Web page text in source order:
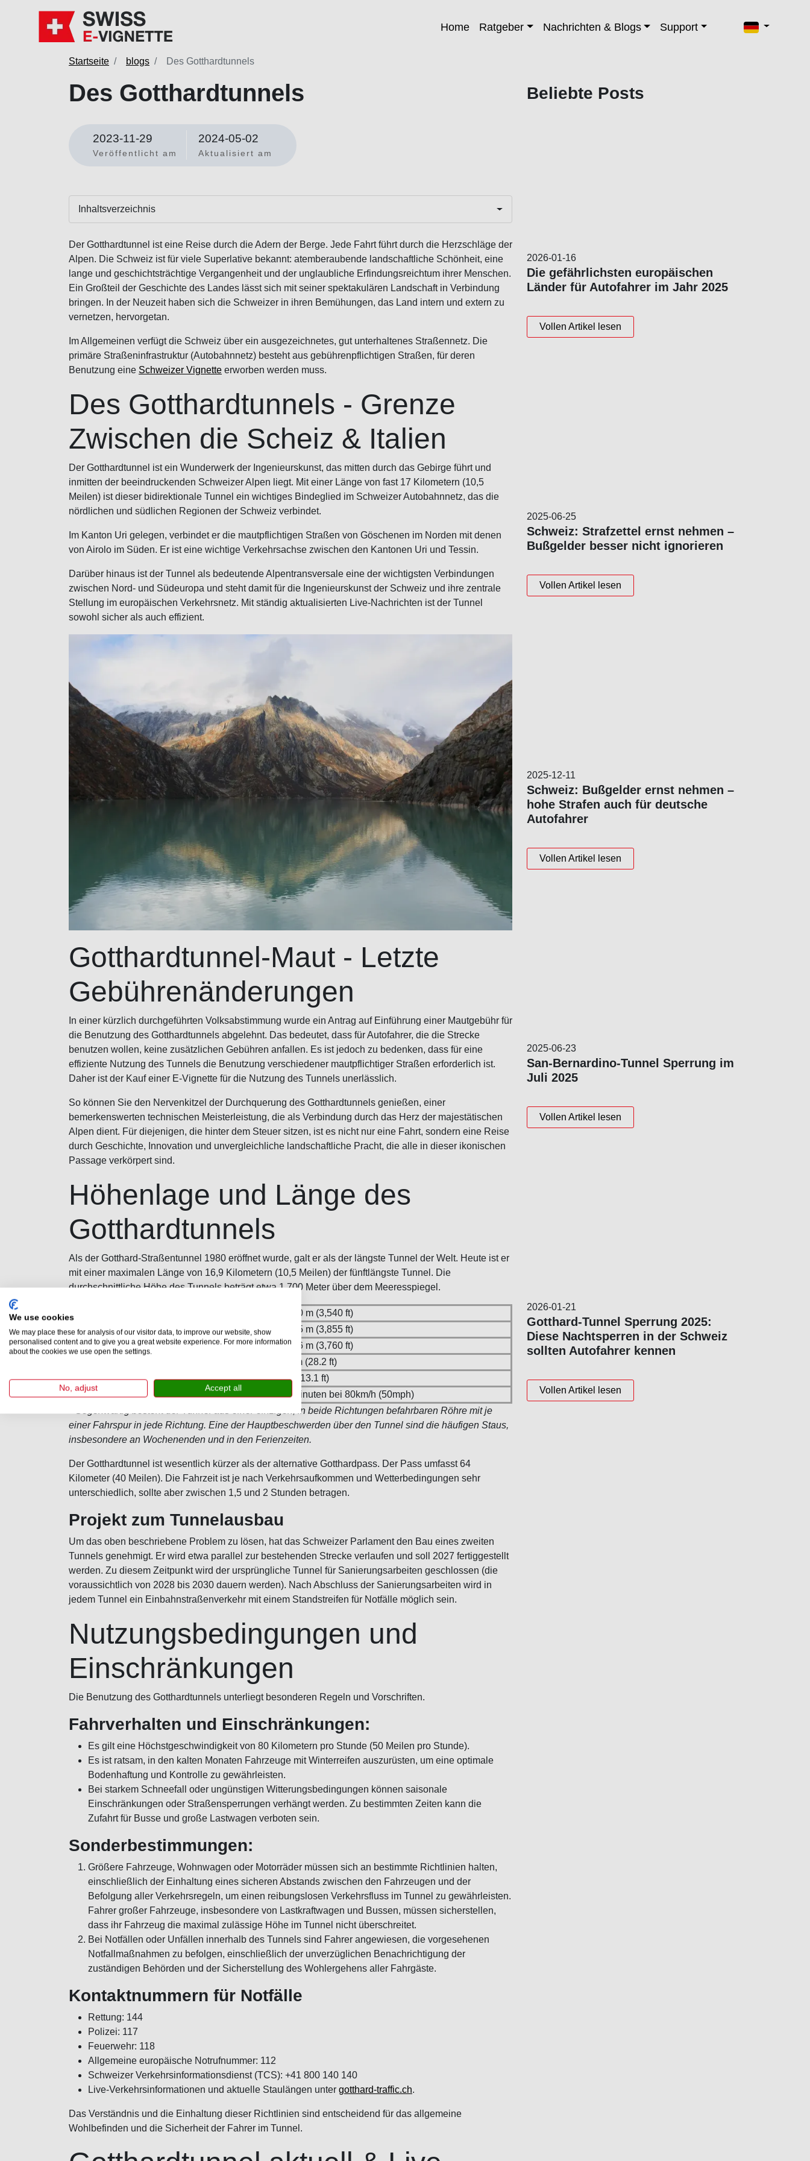
Home Ratgeber Nachrichten & Blogs Support
Startseite blogs Des Gotthardtunnels
Des Gotthardtunnels
2023-11-29
Veröffentlicht am
2024-05-02
Aktualisiert am
Inhaltsverzeichnis
Der Gotthardtunnel ist eine Reise durch die Adern der Berge. Jede Fahrt führt durch die Herzschläge der
Alpen. Die Schweiz ist für viele Superlative bekannt: atemberaubende landschaftliche Schönheit, eine
lange und geschichtsträchtige Vergangenheit und der unglaubliche Erfindungsreichtum ihrer Menschen.
Ein Großteil der Geschichte des Landes lässt sich mit seiner spektakulären Landschaft in Verbindung
bringen. In der Neuzeit haben sich die Schweizer in ihren Bemühungen, das Land intern und extern zu
vernetzen, hervorgetan.
Im Allgemeinen verfügt die Schweiz über ein ausgezeichnetes, gut unterhaltenes Straßennetz. Die
primäre Straßeninfrastruktur (Autobahnnetz) besteht aus gebührenpflichtigen Straßen, für deren
Benutzung eine Schweizer Vignette erworben werden muss.
Des Gotthardtunnels - Grenze
Zwischen die Scheiz & Italien
Der Gotthardtunnel ist ein Wunderwerk der Ingenieurskunst, das mitten durch das Gebirge führt und
inmitten der beeindruckenden Schweizer Alpen liegt. Mit einer Länge von fast 17 Kilometern (10,5
Meilen) ist dieser bidirektionale Tunnel ein wichtiges Bindeglied im Schweizer Autobahnnetz, das die
nördlichen und südlichen Regionen der Schweiz verbindet.
Im Kanton Uri gelegen, verbindet er die mautpflichtigen Straßen von Göschenen im Norden mit denen
von Airolo im Süden. Er ist eine wichtige Verkehrsachse zwischen den Kantonen Uri und Tessin.
Darüber hinaus ist der Tunnel als bedeutende Alpentransversale eine der wichtigsten Verbindungen
zwischen Nord- und Südeuropa und steht damit für die Ingenieurskunst der Schweiz und ihre zentrale
Stellung im europäischen Verkehrsnetz. Mit ständig aktualisierten Live-Nachrichten ist der Tunnel
sowohl sicher als auch effizient.
Gotthardtunnel-Maut - Letzte
Gebührenänderungen
In einer kürzlich durchgeführten Volksabstimmung wurde ein Antrag auf Einführung einer Mautgebühr für
die Benutzung des Gotthardtunnels abgelehnt. Das bedeutet, dass für Autofahrer, die die Strecke
benutzen wollen, keine zusätzlichen Gebühren anfallen. Es ist jedoch zu bedenken, dass für eine
effiziente Nutzung des Tunnels die Benutzung verschiedener mautpflichtiger Straßen erforderlich ist.
Daher ist der Kauf einer E-Vignette für die Nutzung des Tunnels unerlässlich.
So können Sie den Nervenkitzel der Durchquerung des Gotthardtunnels genießen, einer
bemerkenswerten technischen Meisterleistung, die als Verbindung durch das Herz der majestätischen
Alpen dient. Für diejenigen, die hinter dem Steuer sitzen, ist es nicht nur eine Fahrt, sondern eine Reise
durch Geschichte, Innovation und unvergleichliche landschaftliche Pracht, die alle in dieser ikonischen
Passage verkörpert sind.
Höhenlage und Länge des
Gotthardtunnels
Als der Gotthard-Straßentunnel 1980 eröffnet wurde, galt er als der längste Tunnel der Welt. Heute ist er
mit einer maximalen Länge von 16,9 Kilometern (10,5 Meilen) der fünftlängste Tunnel. Die
durchschnittliche Höhe des Tunnels beträgt etwa 1.700 Meter über dem Meeresspiegel.
1,080 m (3,540 ft)
Höchster Punkt
1,175 m (3,855 ft)
Südeinfahrt - Airolo
1,146 m (3,760 ft)
8.6 m (28.2 ft)
Tunnelhöhe
4 m (13.1 ft)
Durchschnittliche Reisezeit*
13 Minuten bei 80km/h (50mph)
* Gegenwärtig besteht der Tunnel aus einer einzigen, in beide Richtungen befahrbaren Röhre mit je
einer Fahrspur in jede Richtung. Eine der Hauptbeschwerden über den Tunnel sind die häufigen Staus,
insbesondere an Wochenenden und in den Ferienzeiten.
Der Gotthardtunnel ist wesentlich kürzer als der alternative Gotthardpass. Der Pass umfasst 64
Kilometer (40 Meilen). Die Fahrzeit ist je nach Verkehrsaufkommen und Wetterbedingungen sehr
unterschiedlich, sollte aber zwischen 1,5 und 2 Stunden betragen.
Projekt zum Tunnelausbau
Um das oben beschriebene Problem zu lösen, hat das Schweizer Parlament den Bau eines zweiten
Tunnels genehmigt. Er wird etwa parallel zur bestehenden Strecke verlaufen und soll 2027 fertiggestellt
werden. Zu diesem Zeitpunkt wird der ursprüngliche Tunnel für Sanierungsarbeiten geschlossen (die
voraussichtlich von 2028 bis 2030 dauern werden). Nach Abschluss der Sanierungsarbeiten wird in
jedem Tunnel ein Einbahnstraßenverkehr mit einem Standstreifen für Notfälle möglich sein.
Nutzungsbedingungen und
Einschränkungen
Die Benutzung des Gotthardtunnels unterliegt besonderen Regeln und Vorschriften.
Fahrverhalten und Einschränkungen:
Es gilt eine Höchstgeschwindigkeit von 80 Kilometern pro Stunde (50 Meilen pro Stunde).
Es ist ratsam, in den kalten Monaten Fahrzeuge mit Winterreifen auszurüsten, um eine optimale
Bodenhaftung und Kontrolle zu gewährleisten.
Bei starkem Schneefall oder ungünstigen Witterungsbedingungen können saisonale
Einschränkungen oder Straßensperrungen verhängt werden. Zu bestimmten Zeiten kann die
Zufahrt für Busse und große Lastwagen verboten sein.
Sonderbestimmungen:
Größere Fahrzeuge, Wohnwagen oder Motorräder müssen sich an bestimmte Richtlinien halten,
einschließlich der Einhaltung eines sicheren Abstands zwischen den Fahrzeugen und der
Befolgung aller Verkehrsregeln, um einen reibungslosen Verkehrsfluss im Tunnel zu gewährleisten.
Fahrer großer Fahrzeuge, insbesondere von Lastkraftwagen und Bussen, müssen sicherstellen,
dass ihr Fahrzeug die maximal zulässige Höhe im Tunnel nicht überschreitet.
Bei Notfällen oder Unfällen innerhalb des Tunnels sind Fahrer angewiesen, die vorgesehenen
Notfallmaßnahmen zu befolgen, einschließlich der unverzüglichen Benachrichtigung der
zuständigen Behörden und der Sicherstellung des Wohlergehens aller Fahrgäste.
Kontaktnummern für Notfälle
Rettung: 144
Polizei: 117
Feuerwehr: 118
Allgemeine europäische Notrufnummer: 112
Schweizer Verkehrsinformationsdienst (TCS): +41 800 140 140
Live-Verkehrsinformationen und aktuelle Staulängen unter gotthard-traffic.ch.
Das Verständnis und die Einhaltung dieser Richtlinien sind entscheidend für das allgemeine
Wohlbefinden und die Sicherheit der Fahrer im Tunnel.
Beliebte Posts
2026-01-16
Die gefährlichsten europäischen
Länder für Autofahrer im Jahr 2025
Vollen Artikel lesen
2025-06-25
Schweiz: Strafzettel ernst nehmen –
Bußgelder besser nicht ignorieren
Vollen Artikel lesen
2025-12-11
Schweiz: Bußgelder ernst nehmen –
hohe Strafen auch für deutsche
Autofahrer
Vollen Artikel lesen
2025-06-23
San-Bernardino-Tunnel Sperrung im
Juli 2025
Vollen Artikel lesen
2026-01-21
Gotthard-Tunnel Sperrung 2025:
Diese Nachtsperren in der Schweiz
sollten Autofahrer kennen
Vollen Artikel lesen
We use cookies
We may place these for analysis of our visitor data, to improve our website, show
personalised content and to give you a great website experience. For more information
about the cookies we use open the settings.
No, adjust Accept all